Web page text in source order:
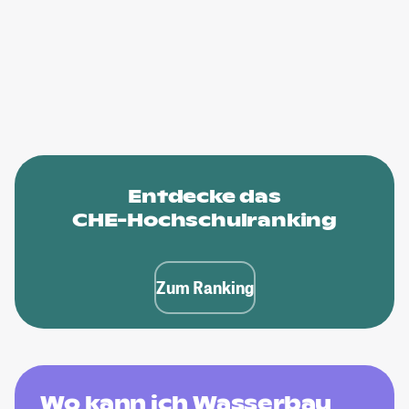
Entdecke das
CHE-Hochschulranking
Zum Ranking
Wo kann ich Wasserbau